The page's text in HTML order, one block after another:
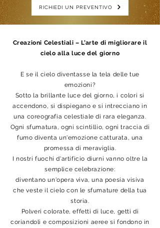
RICHIEDI UN PREVENTIVO
Creazioni Celestiali – L’arte di migliorare il
cielo alla luce del giorno
E se il cielo diventasse la tela delle tue
emozioni?
Sotto la brillante luce del giorno, i colori si
accendono, si dispiegano e si intrecciano in
una coreografia celestiale di rara eleganza.
Ogni sfumatura, ogni scintillio, ogni traccia di
fumo diventa un'emozione catturata, una
promessa di meraviglia.
I nostri fuochi d'artificio diurni vanno oltre la
semplice celebrazione:
diventano un'opera viva, una poesia visiva
che veste il cielo con le sfumature della tua
storia.
Polveri colorate, effetti di luce, getti di
coriandoli e composizioni aeree si fondono in